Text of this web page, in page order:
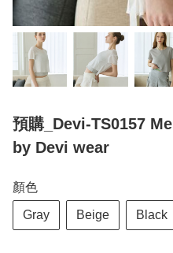
預購_Devi-TS0157
by Devi wear
顏色
Gray Beige Black